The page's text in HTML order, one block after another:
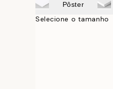
Pôster
Selecione o tamanho